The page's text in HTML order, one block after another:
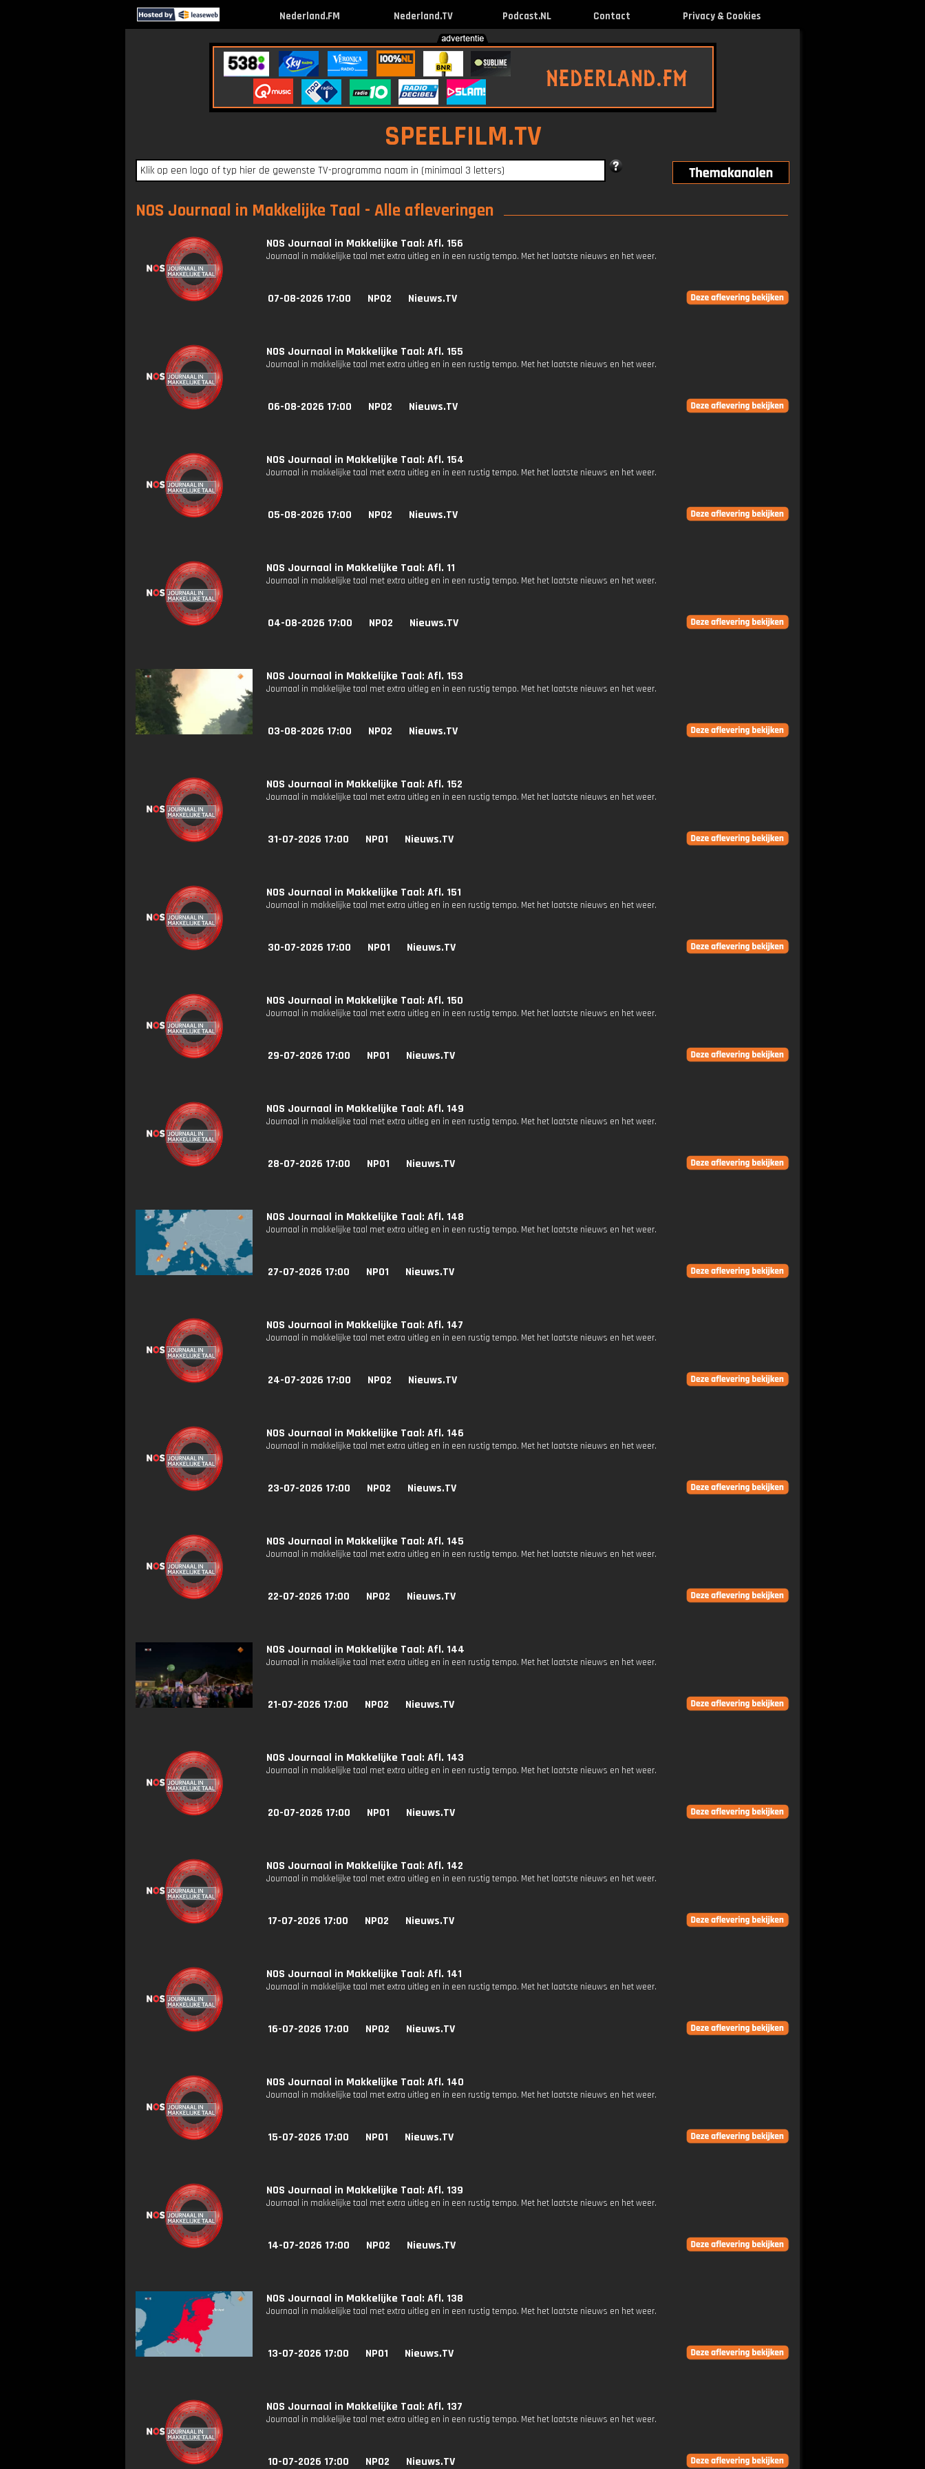
Nederland.FM Nederland.TV Podcast.NL Contact Privacy & Cookies
SPEELFILM.TV
NOS Journaal in Makkelijke Taal - Alle afleveringen
NOS Journaal in Makkelijke Taal: Afl. 156
Journaal in makkelijke taal met extra uitleg en in een rustig tempo. Met het laatste nieuws en het weer.
07-08-2026 17:00 NPO2 Nieuws.TV
NOS Journaal in Makkelijke Taal: Afl. 155
Journaal in makkelijke taal met extra uitleg en in een rustig tempo. Met het laatste nieuws en het weer.
06-08-2026 17:00 NPO2 Nieuws.TV
NOS Journaal in Makkelijke Taal: Afl. 154
Journaal in makkelijke taal met extra uitleg en in een rustig tempo. Met het laatste nieuws en het weer.
05-08-2026 17:00 NPO2 Nieuws.TV
NOS Journaal in Makkelijke Taal: Afl. 11
Journaal in makkelijke taal met extra uitleg en in een rustig tempo. Met het laatste nieuws en het weer.
04-08-2026 17:00 NPO2 Nieuws.TV
NOS Journaal in Makkelijke Taal: Afl. 153
Journaal in makkelijke taal met extra uitleg en in een rustig tempo. Met het laatste nieuws en het weer.
03-08-2026 17:00 NPO2 Nieuws.TV
NOS Journaal in Makkelijke Taal: Afl. 152
Journaal in makkelijke taal met extra uitleg en in een rustig tempo. Met het laatste nieuws en het weer.
31-07-2026 17:00 NPO1 Nieuws.TV
NOS Journaal in Makkelijke Taal: Afl. 151
Journaal in makkelijke taal met extra uitleg en in een rustig tempo. Met het laatste nieuws en het weer.
30-07-2026 17:00 NPO1 Nieuws.TV
NOS Journaal in Makkelijke Taal: Afl. 150
Journaal in makkelijke taal met extra uitleg en in een rustig tempo. Met het laatste nieuws en het weer.
29-07-2026 17:00 NPO1 Nieuws.TV
NOS Journaal in Makkelijke Taal: Afl. 149
Journaal in makkelijke taal met extra uitleg en in een rustig tempo. Met het laatste nieuws en het weer.
28-07-2026 17:00 NPO1 Nieuws.TV
NOS Journaal in Makkelijke Taal: Afl. 148
Journaal in makkelijke taal met extra uitleg en in een rustig tempo. Met het laatste nieuws en het weer.
27-07-2026 17:00 NPO1 Nieuws.TV
NOS Journaal in Makkelijke Taal: Afl. 147
Journaal in makkelijke taal met extra uitleg en in een rustig tempo. Met het laatste nieuws en het weer.
24-07-2026 17:00 NPO2 Nieuws.TV
NOS Journaal in Makkelijke Taal: Afl. 146
Journaal in makkelijke taal met extra uitleg en in een rustig tempo. Met het laatste nieuws en het weer.
23-07-2026 17:00 NPO2 Nieuws.TV
NOS Journaal in Makkelijke Taal: Afl. 145
Journaal in makkelijke taal met extra uitleg en in een rustig tempo. Met het laatste nieuws en het weer.
22-07-2026 17:00 NPO2 Nieuws.TV
NOS Journaal in Makkelijke Taal: Afl. 144
Journaal in makkelijke taal met extra uitleg en in een rustig tempo. Met het laatste nieuws en het weer.
21-07-2026 17:00 NPO2 Nieuws.TV
NOS Journaal in Makkelijke Taal: Afl. 143
Journaal in makkelijke taal met extra uitleg en in een rustig tempo. Met het laatste nieuws en het weer.
20-07-2026 17:00 NPO1 Nieuws.TV
NOS Journaal in Makkelijke Taal: Afl. 142
Journaal in makkelijke taal met extra uitleg en in een rustig tempo. Met het laatste nieuws en het weer.
17-07-2026 17:00 NPO2 Nieuws.TV
NOS Journaal in Makkelijke Taal: Afl. 141
Journaal in makkelijke taal met extra uitleg en in een rustig tempo. Met het laatste nieuws en het weer.
16-07-2026 17:00 NPO2 Nieuws.TV
NOS Journaal in Makkelijke Taal: Afl. 140
Journaal in makkelijke taal met extra uitleg en in een rustig tempo. Met het laatste nieuws en het weer.
15-07-2026 17:00 NPO1 Nieuws.TV
NOS Journaal in Makkelijke Taal: Afl. 139
Journaal in makkelijke taal met extra uitleg en in een rustig tempo. Met het laatste nieuws en het weer.
14-07-2026 17:00 NPO2 Nieuws.TV
NOS Journaal in Makkelijke Taal: Afl. 138
Journaal in makkelijke taal met extra uitleg en in een rustig tempo. Met het laatste nieuws en het weer.
13-07-2026 17:00 NPO1 Nieuws.TV
NOS Journaal in Makkelijke Taal: Afl. 137
Journaal in makkelijke taal met extra uitleg en in een rustig tempo. Met het laatste nieuws en het weer.
10-07-2026 17:00 NPO2 Nieuws.TV